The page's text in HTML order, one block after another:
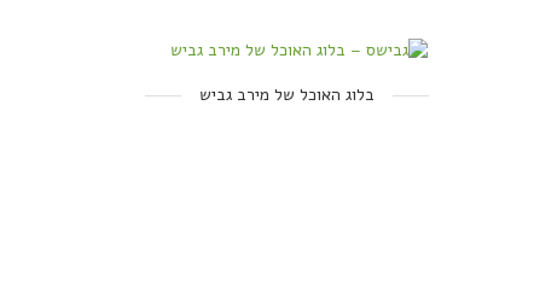
בלוג האוכל של מירב גביש